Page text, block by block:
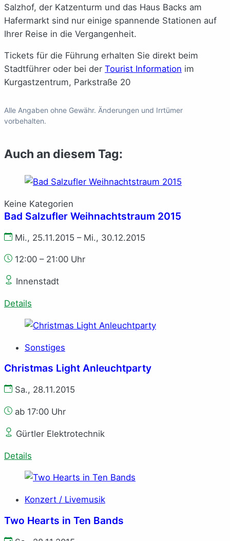
Salzhof, der Katzenturm und das Haus Backs am
Hafermarkt sind nur einige spannende Stationen auf
Ihrer Reise in die Vergangenheit.
Tickets für die Führung erhalten Sie direkt beim
Stadtführer oder bei der Tourist Information im
Kurgastzentrum, Parkstraße 20
Alle Angaben ohne Gewähr. Änderungen und Irrtümer
vorbehalten.
Auch an diesem Tag:
Keine Kategorien
Bad Salzufler Weihnachtstraum 2015
Mi., 25.11.2015 – Mi., 30.12.2015
12:00 – 21:00 Uhr
Innenstadt
Details
Sonstiges
Christmas Light Anleuchtparty
Sa., 28.11.2015
ab 17:00 Uhr
Gürtler Elektrotechnik
Details
Konzert / Livemusik
Two Hearts in Ten Bands